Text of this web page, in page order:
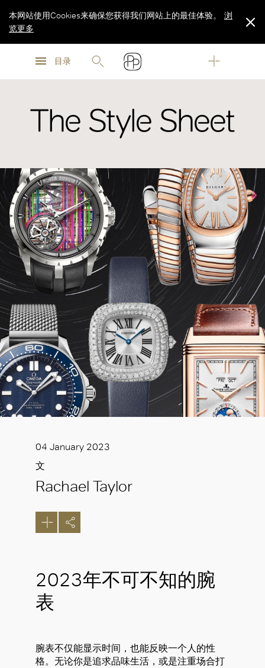
浏
目录
本网站使用Cookies来确保您获得我们网站上的最佳体验。
浏
览更多
The Style Sheet
04 January 2023
文
Rachael Taylor
2023年不可不知的腕
表
腕表不仅能显示时间，也能反映一个人的性
格。无论你是追求品味生活，或是注重场合打